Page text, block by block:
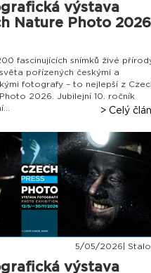
výstava
Nature Photo 2026
fascinujících snímků živé
pořízených českými a
fotografy – to nejlepší z
2026. Jubilejní 10. ročník
> Celý
5/05/2026|
výstava